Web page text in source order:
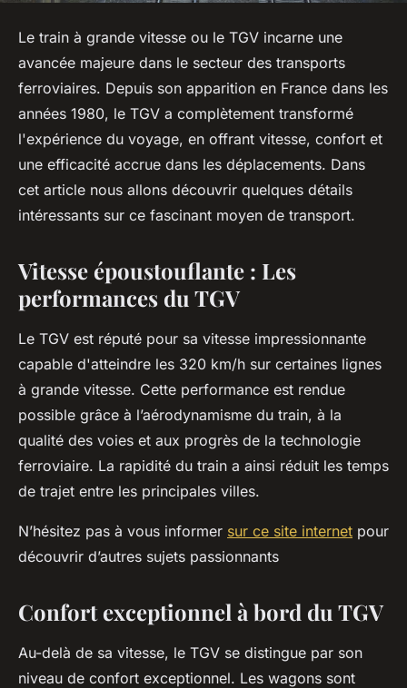
Le train à grande vitesse ou le TGV incarne une
avancée majeure dans le secteur des transports
ferroviaires. Depuis son apparition en France dans les
années 1980, le TGV a complètement transformé
l'expérience du voyage, en offrant vitesse, confort et
une efficacité accrue dans les déplacements. Dans
cet article nous allons découvrir quelques détails
intéressants sur ce fascinant moyen de transport.
Vitesse époustouflante : Les
performances du TGV
Le TGV est réputé pour sa vitesse impressionnante
capable d'atteindre les 320 km/h sur certaines lignes
à grande vitesse. Cette performance est rendue
possible grâce à l’aérodynamisme du train, à la
qualité des voies et aux progrès de la technologie
ferroviaire. La rapidité du train a ainsi réduit les temps
de trajet entre les principales villes.
N’hésitez pas à vous informer sur ce site internet pour
découvrir d’autres sujets passionnants
Confort exceptionnel à bord du TGV
Au-delà de sa vitesse, le TGV se distingue par son
niveau de confort exceptionnel. Les wagons sont